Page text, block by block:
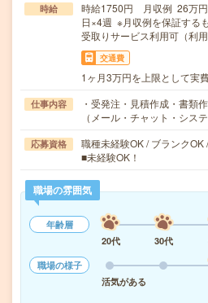
時給
時給1750円 月収例 26万
日×4週 ※月収例を保証する
受取りサービス利用可（利用
交通費
1ヶ月3万円を上限として実
仕事内容
・受発注・見積作成・書類
（メール・チャット・シス
応募資格
職種未経験OK / ブランクOK
■未経験OK！
職場の雰囲気
年齢層
20代
30代
職場の様子
活気がある